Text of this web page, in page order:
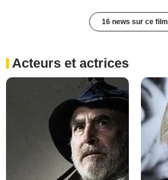
16 news sur ce film
Acteurs et actrices